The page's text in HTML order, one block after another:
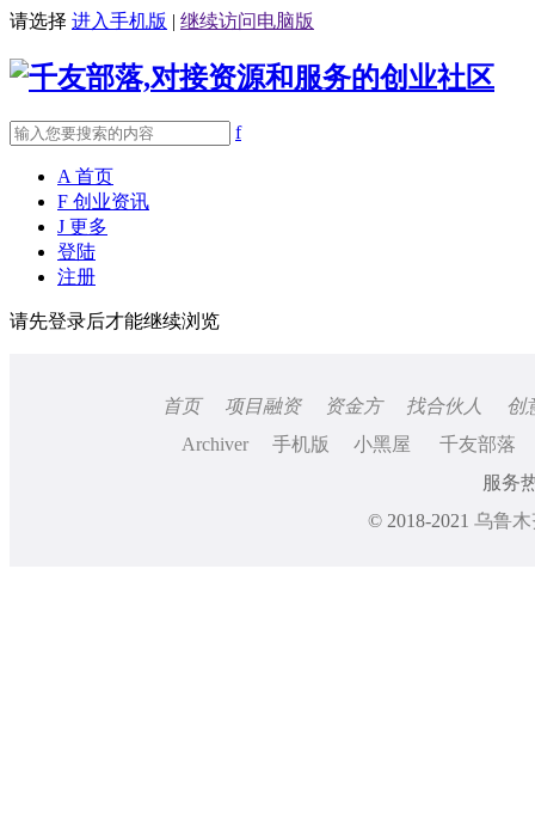
请选择 进入手机版 | 继续访问电脑版
f
A 首页
F 创业资讯
J 更多
登陆
注册
请先登录后才能继续浏览
首页 项目融资 资金方 找合伙人
创
Archiver
手机版 小黑屋
千友部落
服务
© 2018-2021 乌鲁